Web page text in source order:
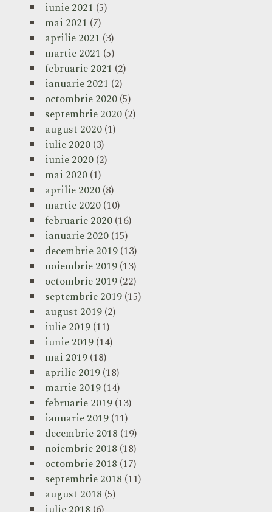
iunie 2021 (5)
mai 2021 (7)
aprilie 2021 (3)
martie 2021 (5)
februarie 2021 (2)
ianuarie 2021 (2)
octombrie 2020(5)
septembrie 2020(2)
august 2020(1)
iulie 2020(3)
iunie 2020(2)
mai 2020(1)
aprilie 2020(8)
martie 2020(10)
februarie 2020(16)
ianuarie 2020(15)
decembrie 2019(13)
noiembrie 2019(13)
octombrie 2019(22)
septembrie 2019(15)
august 2019(2)
iulie 2019(11)
iunie 2019(14)
mai 2019(18)
aprilie 2019(18)
martie 2019(14)
februarie 2019(13)
ianuarie 2019(11)
decembrie 2018 (19)
noiembrie 2018 (18)
octombrie 2018 (17)
septembrie 2018 (11)
august 2018 (5)